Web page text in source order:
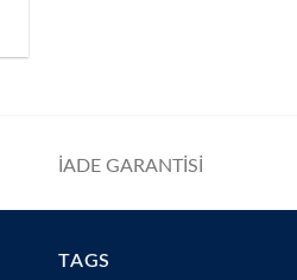
İADE GARANTİSİ
TAGS